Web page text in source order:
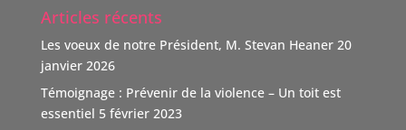
donateur avec une volonté claire : soutenir des causes
humaines, sociales, environnementales et culturelles
qui font la différence."
TOIT POUR TOUS remercie vivement ce soutien,
d'autant que l'association n'est pas subventionnée
Articles récents
Les voeux de notre Président, M. Stevan Heaner 20
janvier 2026
Témoignage : Prévenir de la violence – Un toit est
essentiel 5 février 2023